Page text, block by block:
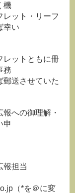
機
レット・リーフ
幸い
レットともに冊
務
郵送させていた
への御理解・
申
報担当
（*を＠に変